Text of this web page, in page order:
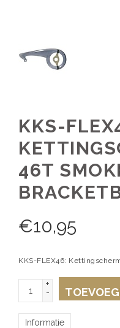
KKS-
46T
€10,95
KKS-FLEX46:
+
-
Informatie